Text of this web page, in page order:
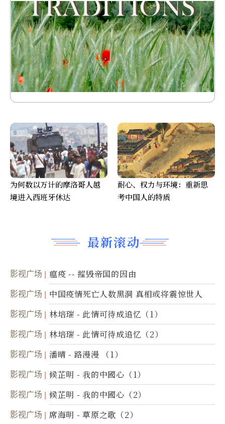
最新滚动
影视广场 瘟疫 -- 摧毁帝国的因由
影视广场 中国疫情死亡人数黑洞 真相或将震惊世人
影视广场 林培瑞 - 此情可待成追忆（1）
影视广场 林培瑞 - 此情可待成追忆（2）
影视广场 潘晴 - 路漫漫 （1）
影视广场 候芷明 - 我的中國心（1）
影视广场 候芷明 - 我的中國心（2）
影视广场 席海明 - 草原之歌（2）
为何数以万计的摩洛哥人越
境进入西班牙休达
耐心、权力与环境：重新思
考中国人的特质